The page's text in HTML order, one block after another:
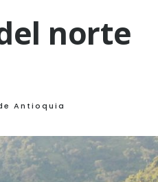
norte
Antioquia